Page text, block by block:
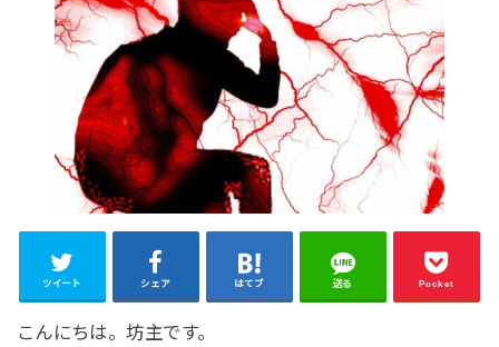
ツイート シェア はてブ 送る Pocket
こんにちは。坊主です。